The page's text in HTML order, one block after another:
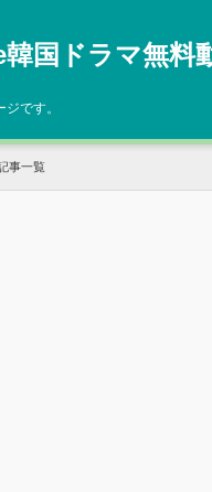
国ドラマ無料
です。
事一覧